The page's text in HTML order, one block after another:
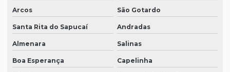
Arcos São Gotardo
Santa Rita do Sapucaí Andradas
Almenara Salinas
Boa Esperança Capelinha